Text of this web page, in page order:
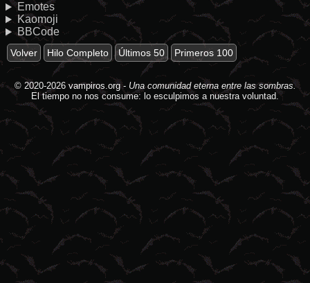
Emotes
Kaomoji
BBCode
Volver Hilo Completo Últimos 50 Primeros 100
© 2020-2026 vampiros.org- Una comunidad eterna entre las sombras.
El tiempo no nos consume: lo esculpimos a nuestra voluntad.